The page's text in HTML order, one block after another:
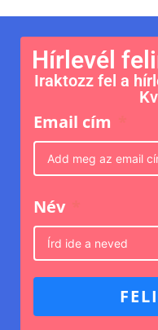
Hírlevél
Iraktozz fel a
Email cím
Név